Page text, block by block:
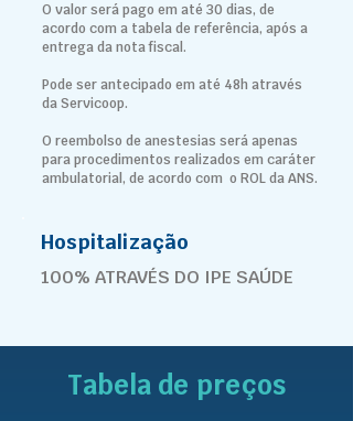
O valor será pago em até 30 dias, de
acordo com a tabela de referência, após a
entrega da nota fiscal.
Pode ser antecipado em até 48h através
da Servicoop.
O reembolso de anestesias será apenas
para procedimentos realizados em caráter
ambulatorial, de acordo com o ROL da ANS.
Hospitalização
100% ATRAVÉS DO IPE SAÚDE
Tabela de preços